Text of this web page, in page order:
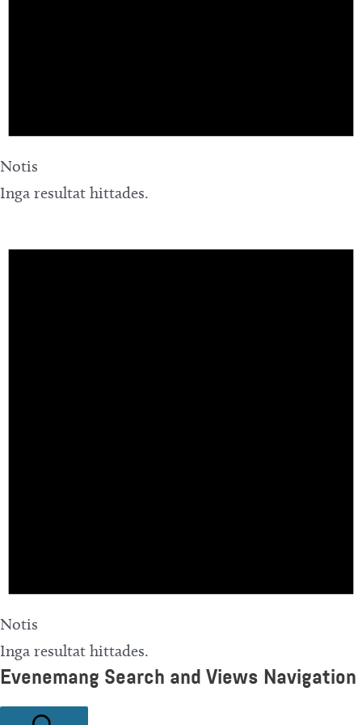
Notis
Inga resultat hittades.
Notis
Inga resultat hittades.
Evenemang Search and Views Navigation